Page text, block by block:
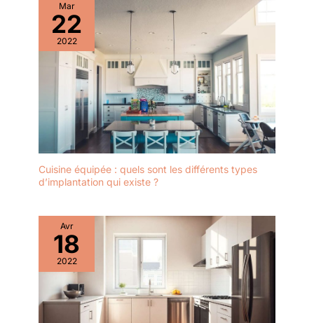
Mar
22
2022
Cuisine équipée : quels sont les différents types
d’implantation qui existe ?
Avr
18
2022